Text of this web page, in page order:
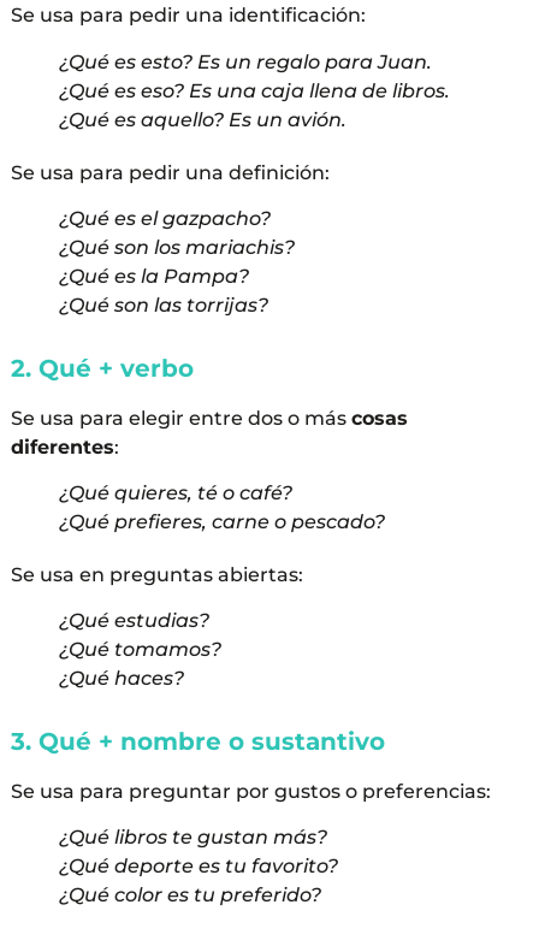
Se usa para pedir una identificación:
¿Qué es esto? Es un regalo para Juan.
¿Qué es eso? Es una caja llena de libros.
¿Qué es aquello? Es un avión.
Se usa para pedir una definición:
¿Qué es el gazpacho?
¿Qué son los mariachis?
¿Qué es la Pampa?
¿Qué son las torrijas?
2. Qué + verbo
Se usa para elegir entre dos o más cosas
diferentes:
¿Qué quieres, té o café?
¿Qué prefieres, carne o pescado?
Se usa en preguntas abiertas:
¿Qué estudias?
¿Qué tomamos?
¿Qué haces?
3. Qué + nombre o sustantivo
Se usa para preguntar por gustos o preferencias:
¿Qué libros te gustan más?
¿Qué deporte es tu favorito?
¿Qué color es tu preferido?